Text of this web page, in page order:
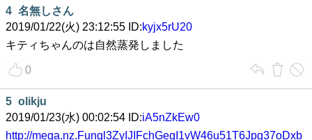
4 名無しさん
2019/01/22(火) 23:12:55 ID:kyjx5rU20
キティちゃんのは自然蒸発しました
0
5 olikju
2019/01/23(水) 00:02:54 ID:iA5nZkEw0
http://mega.nz.Fungl3ZyIJIFchGegI1vW46u51T6Jpg37oDxb